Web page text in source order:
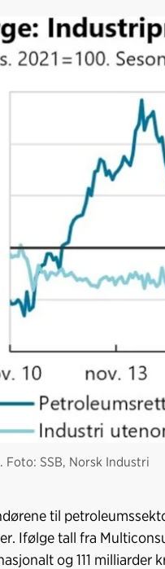
Foto: SSB, Norsk Industri
til
Ifølge tall fra
og 111